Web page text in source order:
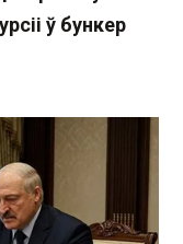
ў бункер